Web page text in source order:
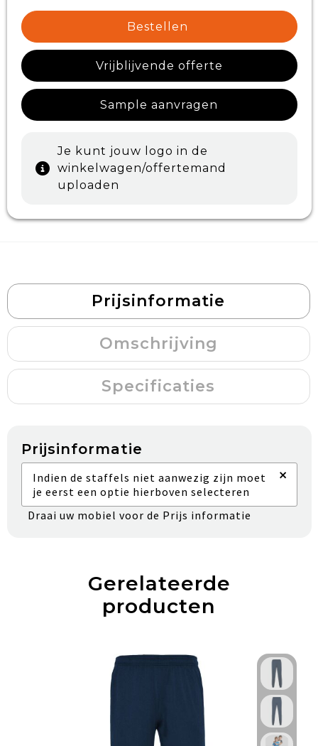
Bestellen
Vrijblijvende offerte
Sample aanvragen
Je kunt jouw logo in de
winkelwagen/offertemand
uploaden
Prijsinformatie
Omschrijving
Specificaties
Prijsinformatie
Indien de staffels niet aanwezig zijn moet
je eerst een optie hierboven selecteren
×
Draai uw mobiel voor de Prijs informatie
Gerelateerde
producten